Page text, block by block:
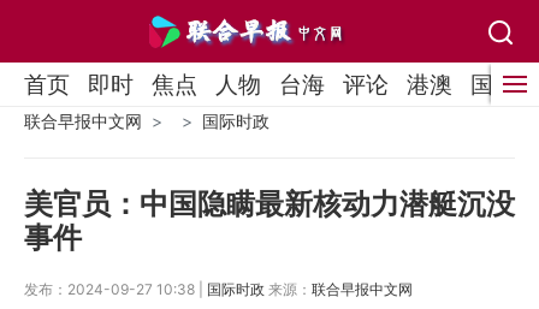
首页 即时 焦点 人物 台海 评论 港澳 国际
联合早报中文网 国际时政
美官员：中国隐瞒最新核动力潜艇沉没
事件
发布：2024-09-27 10:38 | 国际时政 来源： 联合早报中文网